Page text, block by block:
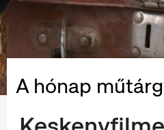
A hónap